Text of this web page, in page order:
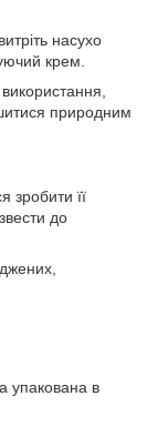
насухо
крем.
природним
зробити її
до
упакована в